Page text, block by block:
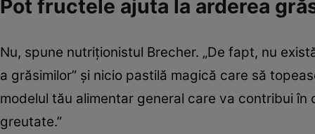
Pot fructele ajuta la arderea
Nu, spune nutriționistul Brecher. „De fapt, nu
a grăsimilor” și nicio pastilă magică care să
modelul tău alimentar general care va contribui
greutate.”